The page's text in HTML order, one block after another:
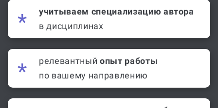
учитываем специализацию автора
в дисциплинах
релевантный опыт работы
по вашему направлению